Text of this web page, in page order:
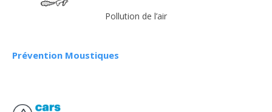
Pollution de l’air
Prévention Moustiques